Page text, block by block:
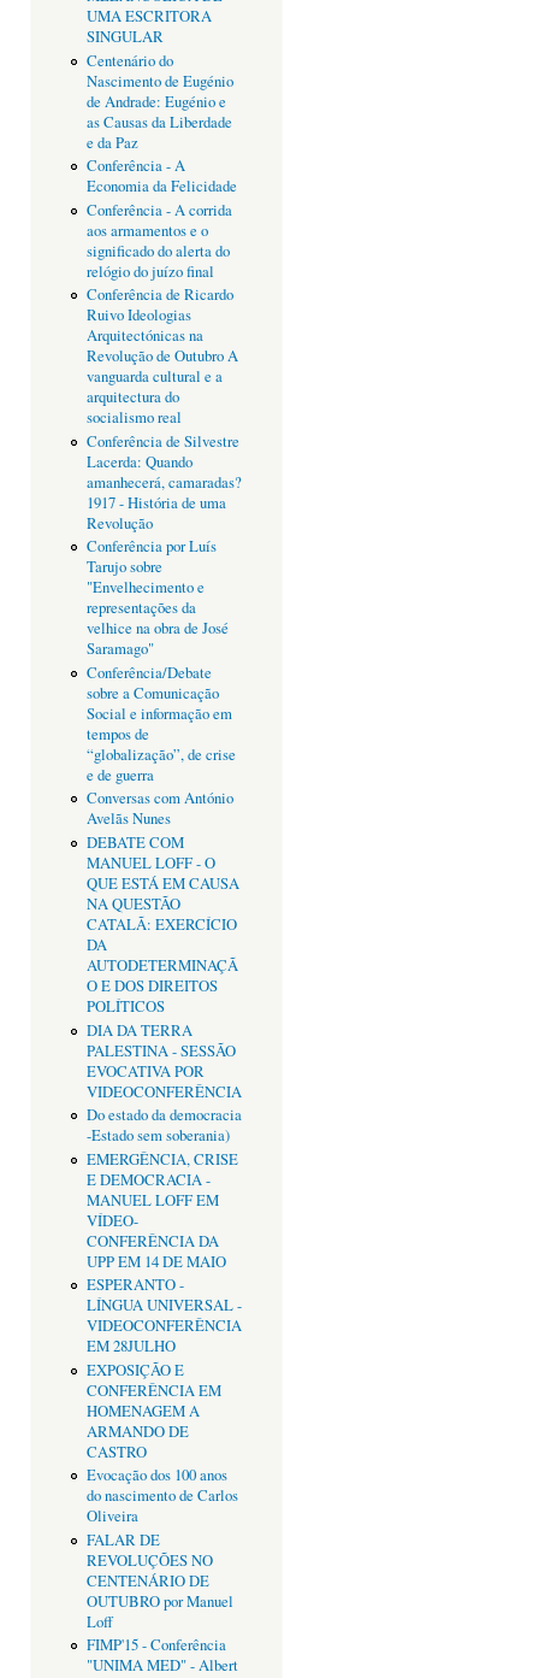
UMA ESCRITORA
SINGULAR
Centenário do
Nascimento de Eugénio
de Andrade: Eugénio e
as Causas da Liberdade
e da Paz
Conferência - A
Economia da Felicidade
Conferência - A corrida
aos armamentos e o
significado do alerta do
relógio do juízo final
Conferência de Ricardo
Ruivo Ideologias
Arquitectónicas na
Revolução de Outubro A
vanguarda cultural e a
arquitectura do
socialismo real
Conferência de Silvestre
Lacerda: Quando
amanhecerá, camaradas?
1917 - História de uma
Revolução
Conferência por Luís
Tarujo sobre
"Envelhecimento e
representações da
velhice na obra de José
Saramago"
Conferência/Debate
sobre a Comunicação
Social e informação em
tempos de
“globalização”, de crise
e de guerra
Conversas com António
Avelãs Nunes
DEBATE COM
MANUEL LOFF - O
QUE ESTÁ EM CAUSA
NA QUESTÃO
CATALÃ: EXERCÍCIO
DA
AUTODETERMINAÇÃ
O E DOS DIREITOS
POLÍTICOS
DIA DA TERRA
PALESTINA - SESSÃO
EVOCATIVA POR
VIDEOCONFERÊNCIA
Do estado da democracia
-Estado sem soberania)
EMERGÊNCIA, CRISE
E DEMOCRACIA -
MANUEL LOFF EM
VÍDEO-
CONFERÊNCIA DA
UPP EM 14 DE MAIO
ESPERANTO -
LÍNGUA UNIVERSAL -
VIDEOCONFERÊNCIA
EM 28JULHO
EXPOSIÇÃO E
CONFERÊNCIA EM
HOMENAGEM A
ARMANDO DE
CASTRO
Evocação dos 100 anos
do nascimento de Carlos
Oliveira
FALAR DE
REVOLUÇÕES NO
CENTENÁRIO DE
OUTUBRO por Manuel
Loff
FIMP'15 - Conferência
"UNIMA MED" - Albert